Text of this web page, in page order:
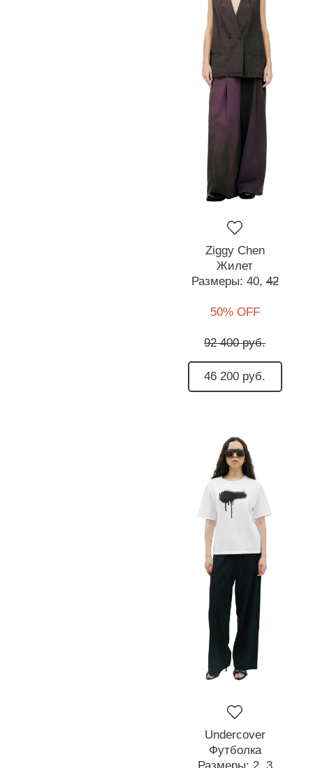
Ziggy Chen
Жилет
Размеры: 40, 42
50% OFF
92 400 руб.
46 200 руб.
Undercover
Футболка
Размеры: 2, 3